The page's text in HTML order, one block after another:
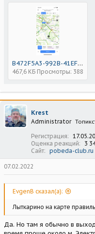
B472F5A3-992B-41EF-AF86-B9F25EDA1039.png
467,6 КБ Просмотры: 388
Krest
Administrator
Регистрация
Оценка реакций
3
Сайт
pobeda-club.ru
07.02.2022
EvgenB сказал(а):
Лыткарино на карте
Да. Но там я обычно в